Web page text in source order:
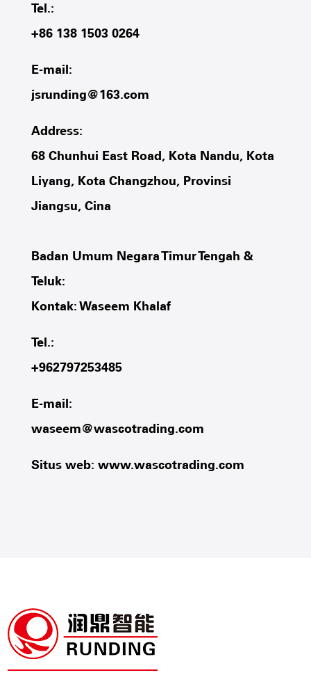
Tel.:
+86 138 1503 0264
E-mail:
jsrunding@163.com
Address:
68 Chunhui East Road, Kota Nandu, Kota
Liyang, Kota Changzhou, Provinsi
Jiangsu, Cina
Badan Umum Negara Timur Tengah &
Teluk:
Kontak: Waseem Khalaf
Tel.:
+962797253485
E-mail:
waseem@wascotrading.com
Situs web: www.wascotrading.com